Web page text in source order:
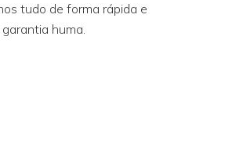
tudo de forma rápida e
huma.